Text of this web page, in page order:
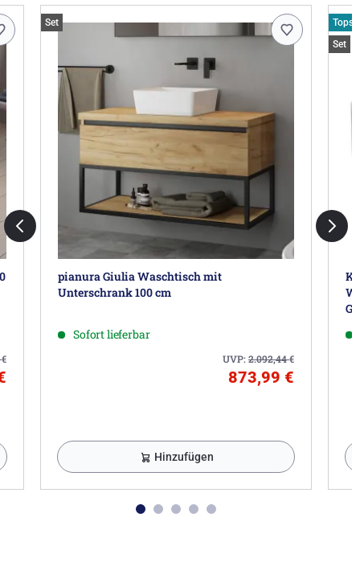
€
Set
pianura Giulia Waschtisch mit
Unterschrank 100 cm
Sofort lieferbar
UVP:2.092,44€
873,99 €
Hinzufügen
Set